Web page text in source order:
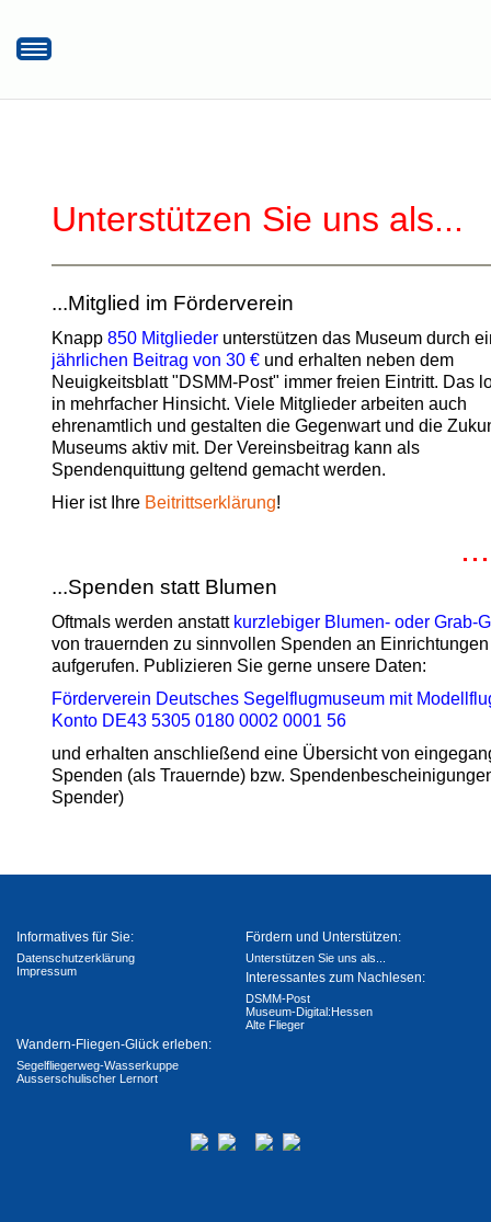
Unterstützen Sie uns
Aktuelles
Unterstützen Sie uns als...
...Mitglied im Förderverein
Knapp 850 Mitglieder unterstützen das Museum durch
jährlichen Beitrag von 30 € und erhalten neben dem
Neuigkeitsblatt "DSMM-Post" immer freien Eintritt. Das
in mehrfacher Hinsicht. Viele Mitglieder arbeiten auch
ehrenamtlich und gestalten die Gegenwart und die
Museums aktiv mit. Der Vereinsbeitrag kann als
Spendenquittung geltend gemacht werden.
Hier ist Ihre Beitrittserklärung!
...Spenden statt Blumen
Oftmals werden anstatt kurzlebiger Blumen- oder Grab-
von trauernden zu sinnvollen Spenden an Einrichtungen
aufgerufen. Publizieren Sie gerne unsere Daten:
Förderverein Deutsches Segelflugmuseum mit
Konto DE43 5305 0180 0002 0001 56
und erhalten anschließend eine Übersicht von
Spenden (als Trauernde) bzw.
Spender)
Informatives für Sie:
Datenschutzerklärung
Impressum
Fördern und Unterstützen:
Unterstützen Sie uns als...
Interessantes zum Nachlesen:
DSMM-Post
Museum-Digital:Hessen
Alte Flieger
Wandern-Fliegen-Glück erleben:
Segelfliegerweg-Wasserkuppe
Ausserschulischer Lernort